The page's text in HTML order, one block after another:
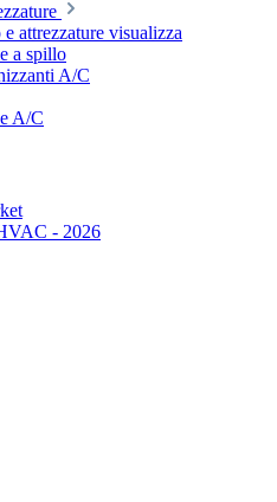
attrezzature visualizza
a spillo
A/C
A/C
- 2026